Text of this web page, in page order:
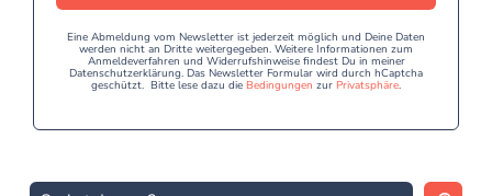
Eine Abmeldung vom Newsletter ist jederzeit möglich und Deine Daten
werden nicht an Dritte weitergegeben. Weitere Informationen zum
Anmeldeverfahren und Widerrufshinweise findest Du in meiner
Datenschutzerklärung. Das Newsletter Formular wird durch hCaptcha
geschützt. Bitte lese dazu die Bedingungen zur Privatsphäre.